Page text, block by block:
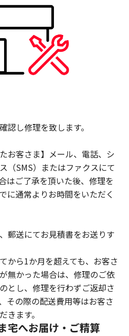
認し修理を致します。
お客さま】メール、電話、シ
（SMS）またはファクスにて
はご了承を頂いた後、修理を
に通常よりお時間をいただく
郵送にてお見積書をお送りす
から1か月を超えても、お客さ
無かった場合は、修理のご依
とし、修理を行わずご返却さ
その際の配送費用等はお客さ
きます。
宅へお届け・ご精算